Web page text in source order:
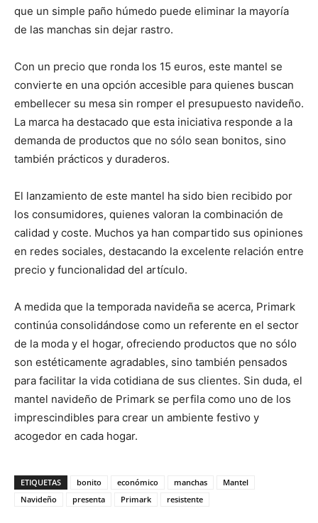
que un simple paño húmedo puede eliminar la mayoría
de las manchas sin dejar rastro.
Con un precio que ronda los 15 euros, este mantel se
convierte en una opción accesible para quienes buscan
embellecer su mesa sin romper el presupuesto navideño.
La marca ha destacado que esta iniciativa responde a la
demanda de productos que no sólo sean bonitos, sino
también prácticos y duraderos.
El lanzamiento de este mantel ha sido bien recibido por
los consumidores, quienes valoran la combinación de
calidad y coste. Muchos ya han compartido sus opiniones
en redes sociales, destacando la excelente relación entre
precio y funcionalidad del artículo.
A medida que la temporada navideña se acerca, Primark
continúa consolidándose como un referente en el sector
de la moda y el hogar, ofreciendo productos que no sólo
son estéticamente agradables, sino también pensados
para facilitar la vida cotidiana de sus clientes. Sin duda, el
mantel navideño de Primark se perfila como uno de los
imprescindibles para crear un ambiente festivo y
acogedor en cada hogar.
ETIQUETAS bonito económico manchas
Mantel
Navideño
presenta Primark resistente